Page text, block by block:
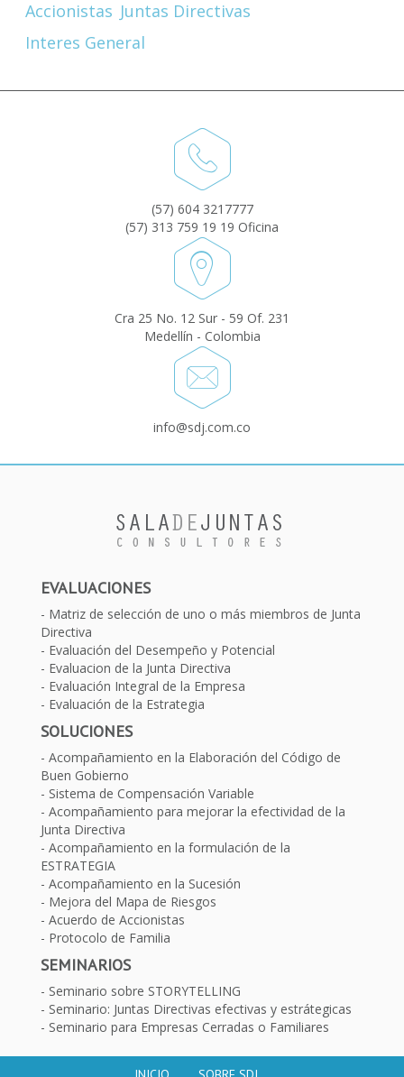
Accionistas Juntas Directivas
Interes General
(57) 604 3217777
(57) 313 759 19 19 Oficina
Cra 25 No. 12 Sur - 59 Of. 231
Medellín - Colombia
info@sdj.com.co
EVALUACIONES
Matriz de selección de uno o más miembros de Junta
Directiva
Evaluación del Desempeño y Potencial
Evaluacion de la Junta Directiva
Evaluación Integral de la Empresa
Evaluación de la Estrategia
SOLUCIONES
Acompañamiento en la Elaboración del Código de
Buen Gobierno
Sistema de Compensación Variable
Acompañamiento para mejorar la efectividad de la
Junta Directiva
Acompañamiento en la formulación de la
ESTRATEGIA
Acompañamiento en la Sucesión
Mejora del Mapa de Riesgos
Acuerdo de Accionistas
Protocolo de Familia
SEMINARIOS
Seminario sobre STORYTELLING
Seminario: Juntas Directivas efectivas y estrátegicas
Seminario para Empresas Cerradas o Familiares